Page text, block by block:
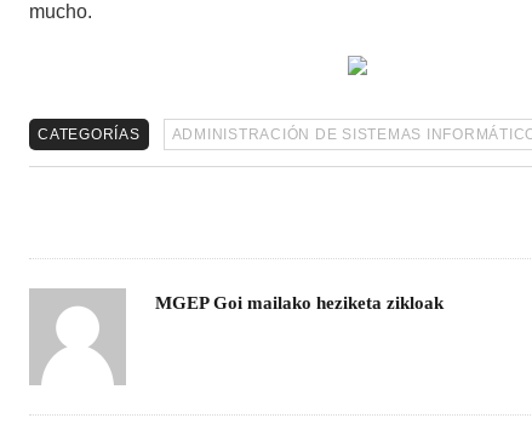
mucho.
CATEGORÍAS ADMINISTRACIÓN DE SISTEMAS
Asigna
MGEP Goi mailako heziketa zikloak